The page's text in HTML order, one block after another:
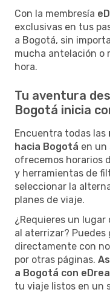
Con la membresía
exclusivas en tus
a Bogotá, sin
mucha antelación o
hora.
Tu aventura
Bogotá inicia
Encuentra todas las
hacia Bogotá en un
ofrecemos horarios
y herramientas de
seleccionar la
planes de viaje.
¿Requieres un
al aterrizar?
directamente con
por otras páginas.
a Bogotá con
tu viaje listos en un